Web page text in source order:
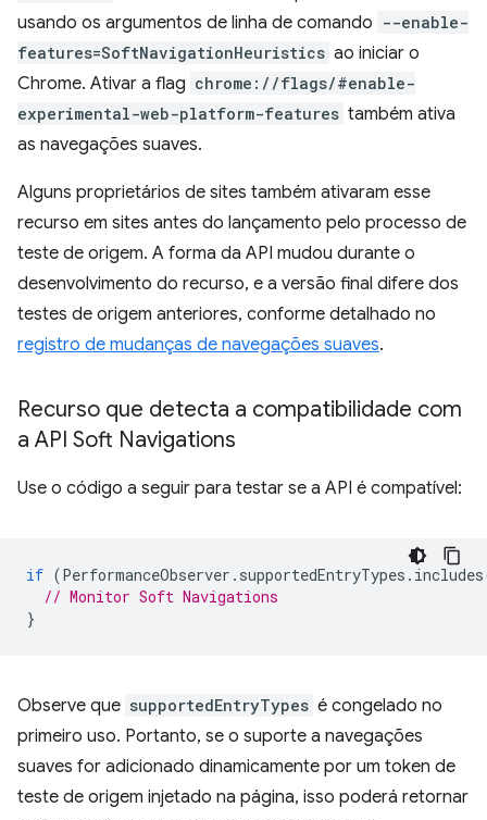
usando os argumentos de linha de comando --enable-
features=SoftNavigationHeuristics ao iniciar o
Chrome. Ativar a flag chrome://flags/#enable-
experimental-web-platform-features também ativa
as navegações suaves.
Alguns proprietários de sites também ativaram esse
recurso em sites antes do lançamento pelo processo de
teste de origem. A forma da API mudou durante o
desenvolvimento do recurso, e a versão final difere dos
testes de origem anteriores, conforme detalhado no
registro de mudanças de navegações suaves.
Recurso que detecta a compatibilidade com
a API Soft Navigations
Use o código a seguir para testar se a API é compatível:
if (PerformanceObserver . supportedEntryTypes . includes
// Monitor Soft Navigations
}
Observe que supportedEntryTypes é congelado no
primeiro uso. Portanto, se o suporte a navegações
suaves for adicionado dinamicamente por um token de
teste de origem injetado na página, isso poderá retornar